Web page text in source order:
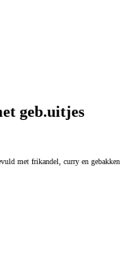
geb.uitjes
met frikandel, curry en gebakken